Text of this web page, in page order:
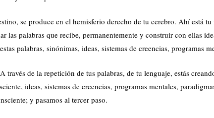
se produce en el hemisferio derecho de tu cerebro. Ahí está
las palabras que recibe, permanentemente y construir con ellas
palabras, sinónimas, ideas, sistemas de creencias, programas
de la repetición de tus palabras, de tu lenguaje, estás
ideas, sistemas de creencias, programas mentales,
y pasamos al tercer paso.